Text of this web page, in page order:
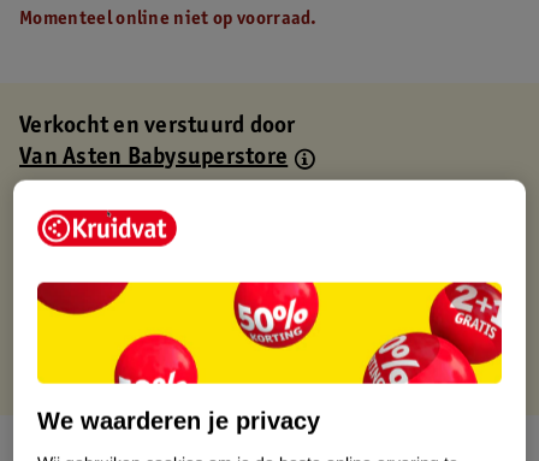
Momenteel online niet op voorraad.
Verkocht en verstuurd door
Van Asten Babysuperstore
Binnen 1 werkdag verstuurd
Gratis thuisbezorgd
Gratis punten met je Kruidvat kaart
Over dit product
We waarderen je privacy